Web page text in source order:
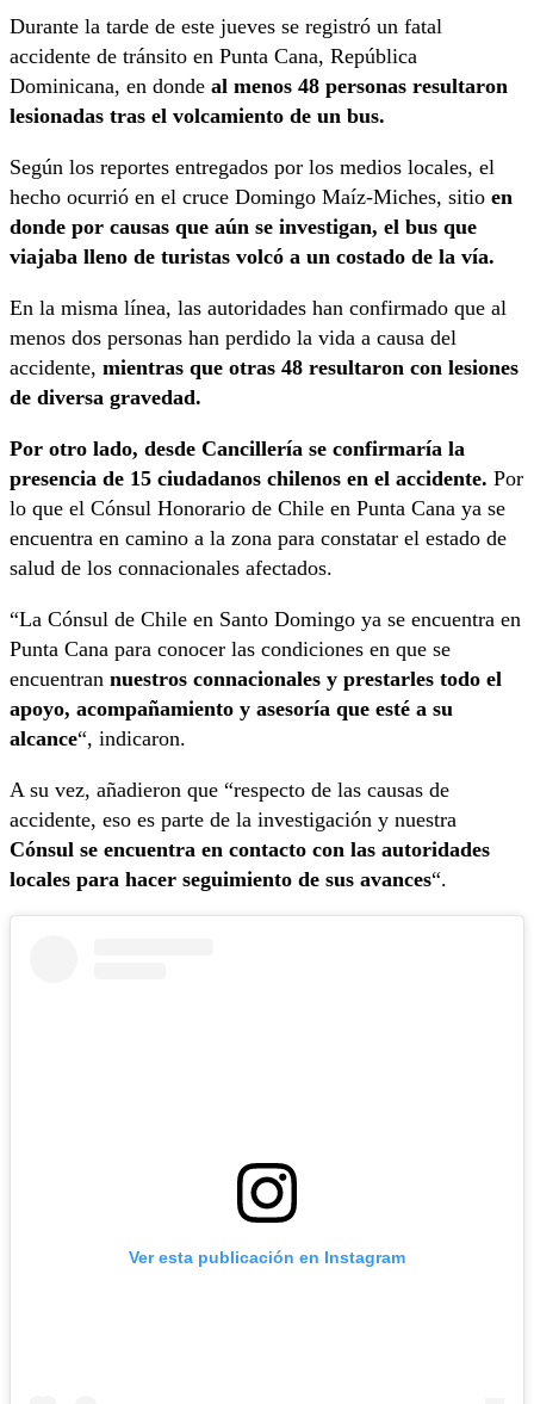
Durante la tarde de este jueves se registró un fatal
accidente de tránsito en Punta Cana, República
Dominicana, en donde al menos 48 personas resultaron
lesionadas tras el volcamiento de un bus.
Según los reportes entregados por los medios locales, el
hecho ocurrió en el cruce Domingo Maíz-Miches, sitio en
donde por causas que aún se investigan, el bus que
viajaba lleno de turistas volcó a un costado de la vía.
En la misma línea, las autoridades han confirmado que al
menos dos personas han perdido la vida a causa del
accidente, mientras que otras 48 resultaron con lesiones
de diversa gravedad.
Por otro lado, desde Cancillería se confirmaría la
presencia de 15 ciudadanos chilenos en el accidente. Por
lo que el Cónsul Honorario de Chile en Punta Cana ya se
encuentra en camino a la zona para constatar el estado de
salud de los connacionales afectados.
“La Cónsul de Chile en Santo Domingo ya se encuentra en
Punta Cana para conocer las condiciones en que se
encuentran nuestros connacionales y prestarles todo el
apoyo, acompañamiento y asesoría que esté a su
alcance“, indicaron.
A su vez, añadieron que “respecto de las causas de
accidente, eso es parte de la investigación y nuestra
Cónsul se encuentra en contacto con las autoridades
locales para hacer seguimiento de sus avances“.
Ver esta publicación en Instagram